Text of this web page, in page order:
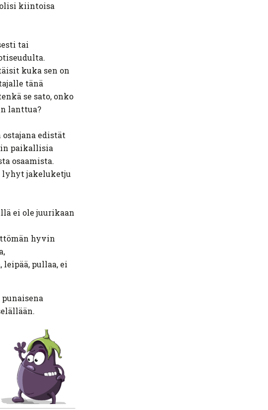
kiintoisa
tai
kuka sen on
tänä
se sato, onko
lanttua?
edistät
paikallisia
osaamista.
lyhyt jakeluketju
ei ole juurikaan
hyvin
pullaa, ei